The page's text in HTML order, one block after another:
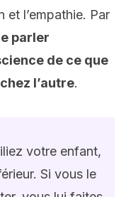
et l’empathie. Par
parler
de ce que
l’autre.
votre enfant,
Si vous le